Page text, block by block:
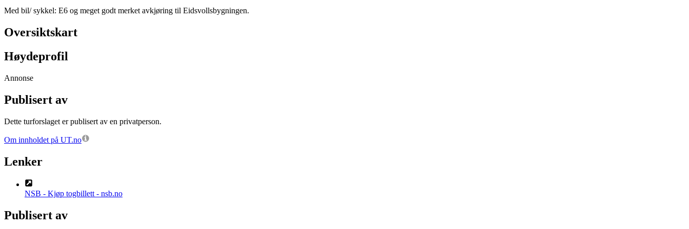
Med bil/ sykkel: E6 og meget godt merket avkjøring til Eidsvollsbygningen.
Oversiktskart
Høydeprofil
Annonse
Publisert av
Dette turforslaget er publisert av en privatperson.
Om innholdet på UT.no
Lenker
NSB - Kjøp togbillett - nsb.no
Publisert av